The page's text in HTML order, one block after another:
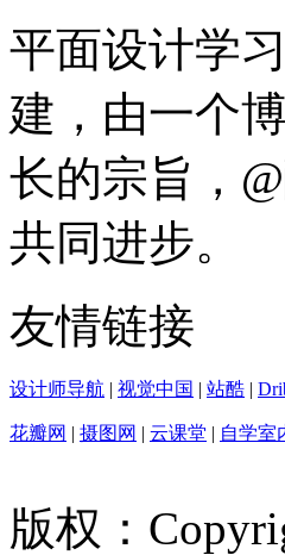
平面设计学
建，由一个
长的宗旨，
共同进步。
友情链接
设计师导航 | 视觉中国 | 站酷 |
花瓣网 | 摄图网 | 云课堂 | 自学室
版权：